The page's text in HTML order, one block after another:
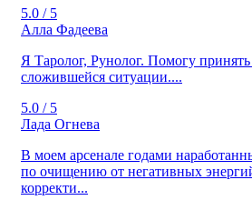
5.0 / 5
Алла Фадеева
Я Таролог, Рунолог. Помогу
сложившейся ситуации....
5.0 / 5
Лада Огнева
В моем арсенале годами
по очищению от негативных
корректи...